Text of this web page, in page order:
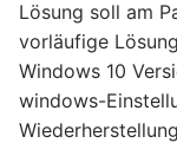
Lösung soll am
vorläufige
Windows 10
windows-